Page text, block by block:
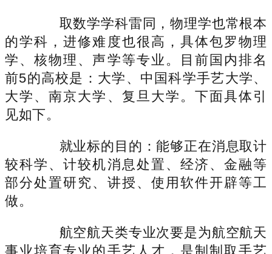
取数学学科雷同，物理学也常根本
的学科，进修难度也很高，具体包罗物理
学、核物理、声学等专业。目前国内排名
前5的高校是：大学、中国科学手艺大学、
大学、南京大学、复旦大学。下面具体引
见如下。
就业标的目的：能够正在消息取计
较科学、计较机消息处置、经济、金融等
部分处置研究、讲授、使用软件开辟等工
做。
航空航天类专业次要是为航空航天
事业培育专业的手艺人才，是制制取手艺